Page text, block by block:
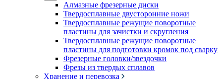
Алмазные фрезерные диски
Твердосплавные двусторонние ножи
Твердосплавные режущие поворотные
пластины для зачистки и скругления
Твердосплавные режущие поворотные
пластины для подготовки кромок под сварку
Фрезерные головки/звездочки
Фрезы из твердых сплавов
Хранение и перевозка